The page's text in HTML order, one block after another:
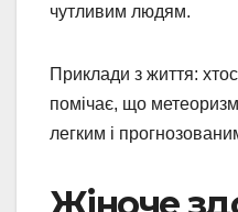
чутливим людям.
Приклади з життя:
помічає, що
легким і